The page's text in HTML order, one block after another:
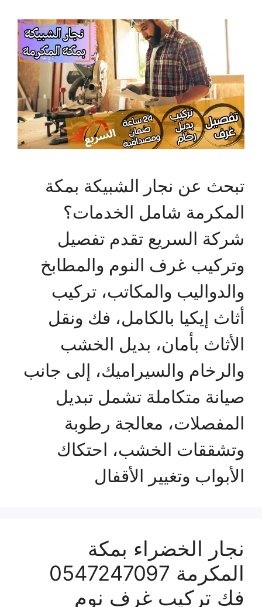
تبحث عن نجار الشبيكة بمكة
المكرمة شامل الخدمات؟
شركة السريع تقدم تفصيل
وتركيب غرف النوم والمطابخ
والدواليب والمكاتب، تركيب
أثاث إيكيا بالكامل، فك ونقل
الأثاث بأمان، بديل الخشب
والرخام والسيراميك، إلى جانب
صيانة متكاملة تشمل تبديل
المفصلات، معالجة رطوبة
وتشققات الخشب، احتكاك
الأبواب وتغيير الأقفال
نجار الخضراء بمكة
المكرمة 0547247097
فك تركيب غرف نوم